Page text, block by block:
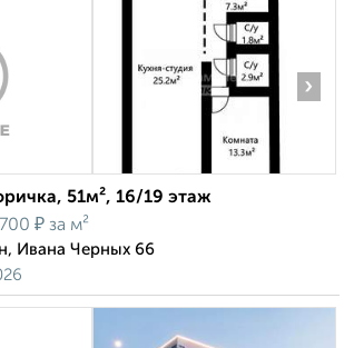
›
51м², 16/19 этаж
₽ за м²
Ивана Черных 66